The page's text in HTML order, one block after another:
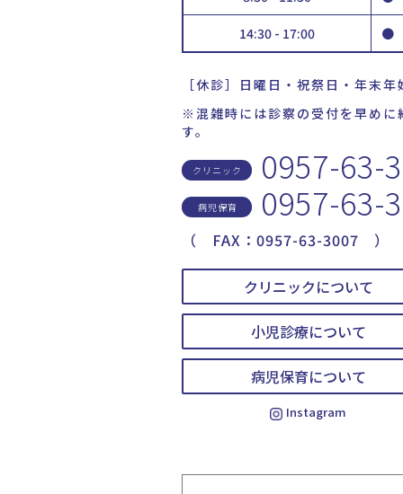
14:30 - 17:00 ●
［休診］日曜日・祝祭日・年末年
※混雑時には診察の受付を早めに
す。
クリニック 0957-63-
病児保育 0957-63-
（ FAX：0957-63-3007 ）
クリニックについて
小児診療について
病児保育について
Instagram